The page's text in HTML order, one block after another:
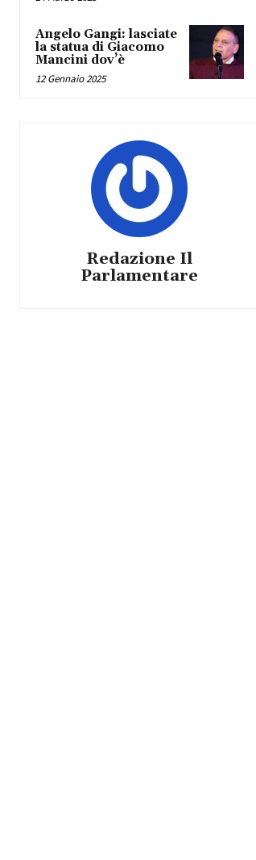
Angelo Gangi: lasciate
la statua di Giacomo
Mancini dov’è
12 Gennaio 2025
Redazione Il
Parlamentare